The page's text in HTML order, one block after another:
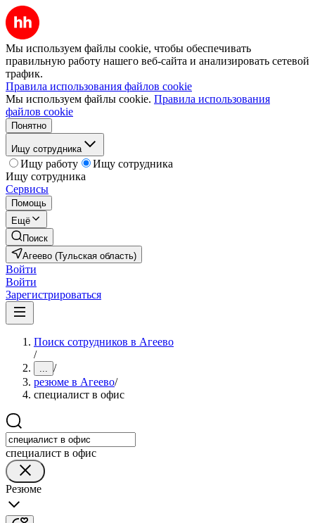
Мы используем файлы cookie, чтобы обеспечивать
правильную работу нашего веб-сайта и анализировать сетевой
трафик.
Правила использования файлов cookie
Мы используем файлы cookie. Правила использования
файлов cookie
Понятно
Ищу сотрудника
Ищу работу
Ищу сотрудника
Ищу сотрудника
Сервисы
Помощь
Ещё
Поиск
Агеево (Тульская область)
Войти
Войти
Зарегистрироваться
Поиск сотрудников в Агеево
/
... /
резюме в Агеево/
специалист в офис
специалист в офис
Резюме